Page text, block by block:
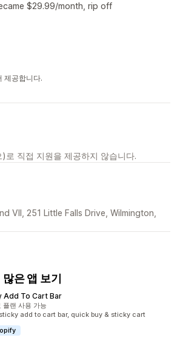
$29.99/month, rip off
제공합니다.
로 직접 지원을 제공하지 않습니다.
VII, 251 Little Falls Drive, Wilmington,
은 앱 보기
Add To Cart Bar
플랜 사용 가능
add to cart bar, quick buy & sticky cart